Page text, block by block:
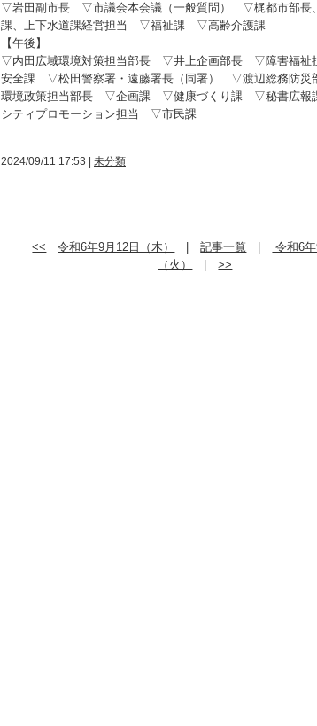
▽岩田副市長 ▽市議会本会議（一般質問） ▽梶都市部長
課、上下水道課経営担当 ▽福祉課 ▽高齢介護課
【午後】
▽内田広域環境対策担当部長 ▽井上企画部長 ▽障害福
安全課 ▽松田警察署・遠藤署長（同署） ▽渡辺総務防
環境政策担当部長 ▽企画課 ▽健康づくり課 ▽秘書広報
シティプロモーション担当 ▽市民課
2024/09/11 17:53 | 未分類
<< 令和6年9月12日（木） |記事一覧
令和6
（火）
|>>